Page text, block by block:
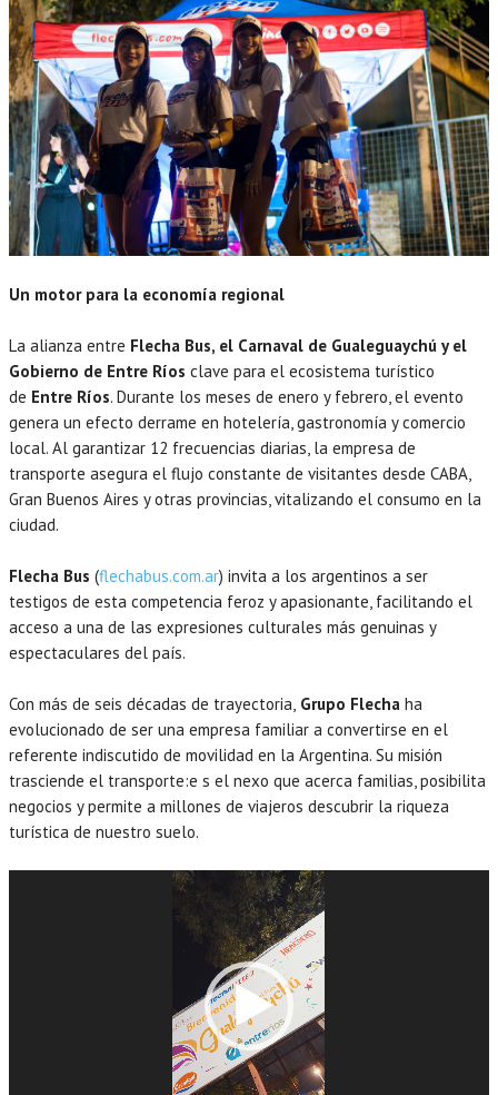
Un motor para la economía regional
La alianza entre Flecha Bus, el Carnaval de Gualeguaychú y el
Gobierno de Entre Ríos clave para el ecosistema turístico
de Entre Ríos. Durante los meses de enero y febrero, el evento
genera un efecto derrame en hotelería, gastronomía y comercio
local. Al garantizar 12 frecuencias diarias, la empresa de
transporte asegura el flujo constante de visitantes desde CABA,
Gran Buenos Aires y otras provincias, vitalizando el consumo en la
ciudad.
Flecha Bus (flechabus.com.ar) invita a los argentinos a ser
testigos de esta competencia feroz y apasionante, facilitando el
acceso a una de las expresiones culturales más genuinas y
espectaculares del país.
Con más de seis décadas de trayectoria, Grupo Flecha ha
evolucionado de ser una empresa familiar a convertirse en el
referente indiscutido de movilidad en la Argentina. Su misión
trasciende el transporte:e s el nexo que acerca familias, posibilita
negocios y permite a millones de viajeros descubrir la riqueza
turística de nuestro suelo.